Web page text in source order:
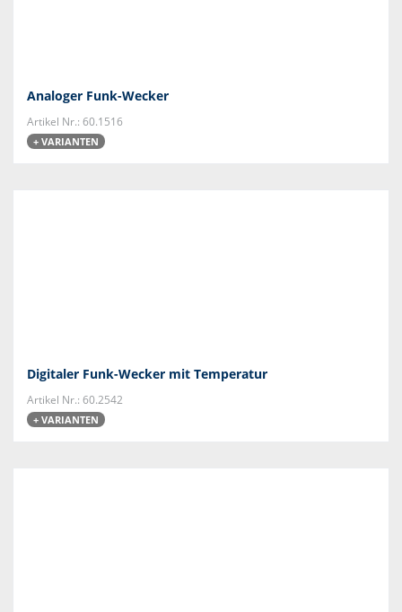
Analoger Funk-Wecker
Artikel Nr.: 60.1516
+ VARIANTEN
Digitaler Funk-Wecker mit Temperatur
Artikel Nr.: 60.2542
+ VARIANTEN